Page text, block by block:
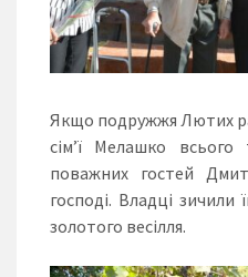
Якщо подружжя Лютих
сім’ї Мелашко
поважних гостей
господі. Владці
золотого весілля.